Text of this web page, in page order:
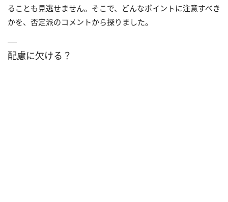
ることも見逃せません。そこで、どんなポイントに注意すべき
かを、否定派のコメントから探りました。
配慮に欠ける？